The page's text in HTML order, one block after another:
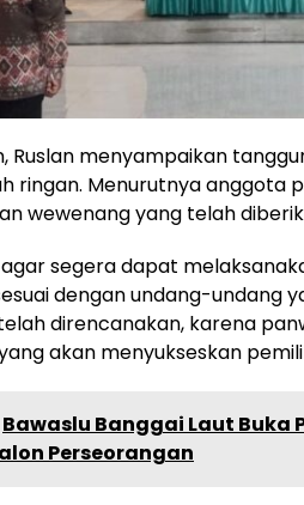
Ruslan menyampaikan
ringan. Menurutnya anggota
wewenang yang telah
segera dapat
dengan undang-undang
direncanakan, karena
akan menyukseskan
Bawaslu Banggai Laut Buka
Perseorangan